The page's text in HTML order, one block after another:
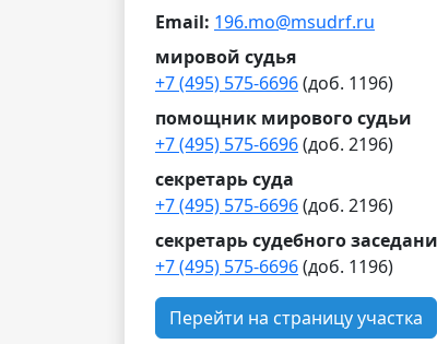
Email: 196.mo@msudrf.ru
мировой судья
+7 (495) 575-6696(доб. 1196)
помощник мирового судьи
+7 (495) 575-6696(доб. 2196)
секретарь суда
+7 (495) 575-6696(доб. 2196)
секретарь судебного
+7 (495) 575-6696(доб. 1196)
Перейти на страницу участка